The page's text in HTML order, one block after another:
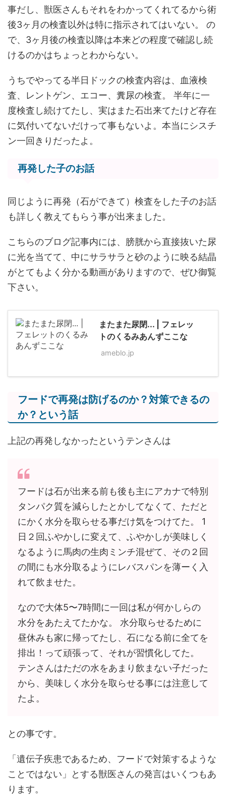
事だし、獣医さんもそれをわかってくれてるから術
後3ヶ月の検査以外は特に指示されてはいない。 の
で、3ヶ月後の検査以降は本来どの程度で確認し続
けるのかはちょっとわからない。
うちでやってる半日ドックの検査内容は、血液検
査、レントゲン、エコー、糞尿の検査。 半年に一
度検査し続けてたし、実はまた石出来てたけど存在
に気付いてないだけって事もないよ。本当にシスチ
ン一回きりだったよ。
再発した子のお話
同じように再発（石ができて）検査をした子のお話
も詳しく教えてもらう事が出来ました。
こちらのブログ記事内には、膀胱から直接抜いた尿
に光を当てて、中にサラサラと砂のように映る結晶
がとてもよく分かる動画がありますので、ぜひ御覧
下さい。
またまた尿閉... | フェレッ
トのくるみあんずここな
ameblo.jp
フードで再発は防げるのか？対策できるの
か？という話
上記の再発しなかったというテンさんは
フードは石が出来る前も後も主にアカナで特別
タンパク質を減らしたとかしてなくて、ただと
にかく水分を取らせる事だけ気をつけてた。 1
日２回ふやかしに変えて、ふやかしが美味しく
なるように馬肉の生肉ミンチ混ぜて、その２回
の間にも水分取るようにレバスパンを薄ーく入
れて飲ませた。
なので大体5〜7時間に一回は私が何かしらの
水分をあたえてたかな。 水分取らせるために
昼休みも家に帰ってたし、石になる前に全てを
排出！って頑張って、それが習慣化してた。
テンさんはただの水をあまり飲まない子だった
から、美味しく水分を取らせる事には注意して
たよ。
との事です。
「遺伝子疾患であるため、フードで対策するような
ことではない」とする獣医さんの発言はいくつもあ
ります。